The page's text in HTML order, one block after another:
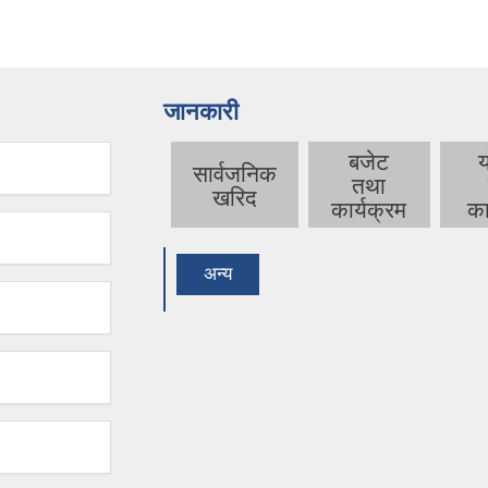
जानकारी
सार्वजनिक
खरिद
बजेट
तथा
कार्यक्रम
अन्य